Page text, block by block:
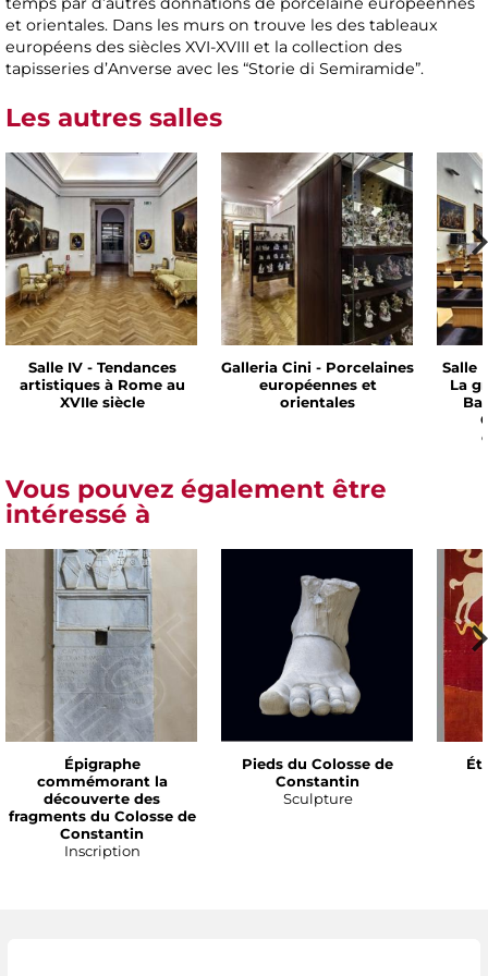
et orientales. Dans les murs on trouve les des tableaux
européens des siècles XVI-XVIII et la collection des
tapisseries d’Anverse avec les “Storie di Semiramide”.
Les autres salles
Salle IV - Tendances
artistiques à Rome au
XVIIe siècle
Galleria Cini - Porcelaines
européennes et
orientales
Salle
La
Vous pouvez également être
intéressé à
Épigraphe
commémorant la
découverte des
fragments du Colosse de
Constantin
Inscription
Pieds du Colosse de
Constantin
Sculpture